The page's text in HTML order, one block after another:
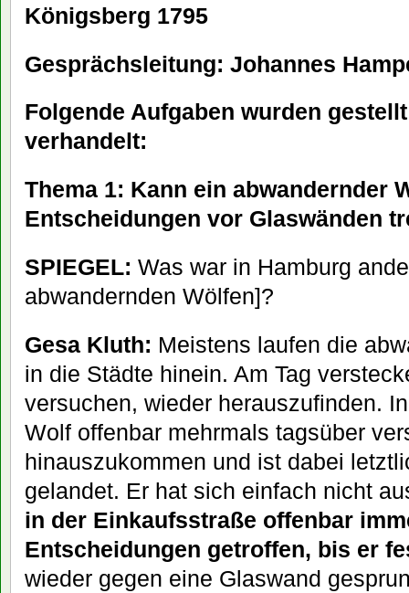
Königsberg 1795
Gesprächsleitung: Johannes
Folgende Aufgaben wurden
verhandelt:
Thema 1: Kann ein abwandernder
Entscheidungen vor Glaswänden
SPIEGEL: Was war in Hamburg
abwandernden Wölfen]?
Gesa Kluth: Meistens laufen die
in die Städte hinein. Am Tag
versuchen, wieder herauszufinden.
Wolf offenbar mehrmals tagsüber
hinauszukommen und ist dabei
gelandet. Er hat sich einfach nicht
in der Einkaufsstraße offenbar
Entscheidungen getroffen, bis er
wieder gegen eine Glaswand